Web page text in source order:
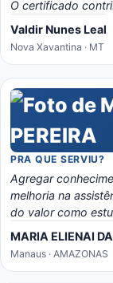
O certificado
Valdir Nunes Leal
Nova Xavantina · MT
PRA QUE SERVIU?
Agregar
melhoria na
do valor como
MARIA ELIENAI
Manaus · AMAZONAS